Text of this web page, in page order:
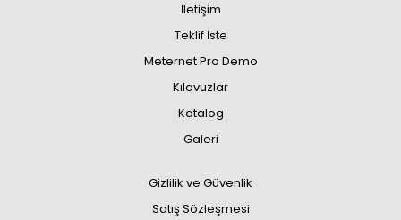
İletişim
Teklif İste
Meternet Pro Demo
Kılavuzlar
Katalog
Galeri
Gizlilik ve Güvenlik
Satış Sözleşmesi